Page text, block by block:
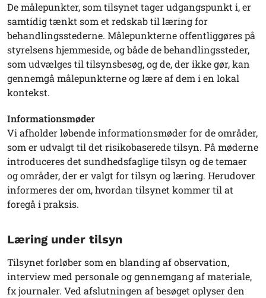
De målepunkter, som tilsynet tager udgangspunkt i, er
samtidig tænkt som et redskab til læring for
behandlingsstederne. Målepunkterne offentliggøres på
styrelsens hjemmeside, og både de behandlingssteder,
som udvælges til tilsynsbesøg, og de, der ikke gør, kan
gennemgå målepunkterne og lære af dem i en lokal
kontekst.
Informationsmøder
Vi afholder løbende informationsmøder for de områder,
som er udvalgt til det risikobaserede tilsyn. På møderne
introduceres det sundhedsfaglige tilsyn og de temaer
og områder, der er valgt for tilsyn og læring. Herudover
informeres der om, hvordan tilsynet kommer til at
foregå i praksis.
Læring under tilsyn
Tilsynet forløber som en blanding af observation,
interview med personale og gennemgang af materiale,
fx journaler. Ved afslutningen af besøget oplyser den